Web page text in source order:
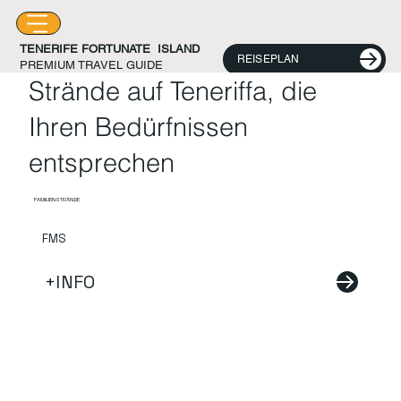
REISEPLAN
TENERIFE FORTUNATE ISLAND
PREMIUM TRAVEL GUIDE
Strände auf Teneriffa, die
Ihren Bedürfnissen
entsprechen
FAMILIENSTRÄNDE
FMS
+INFO